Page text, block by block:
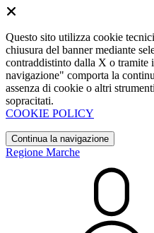
Questo sito utilizza cookie
chiusura del banner mediante
contraddistinto dalla X o tramite
navigazione" comporta la
assenza di cookie o altri
sopracitati.
COOKIE POLICY
Continua la navigazione
Regione Marche